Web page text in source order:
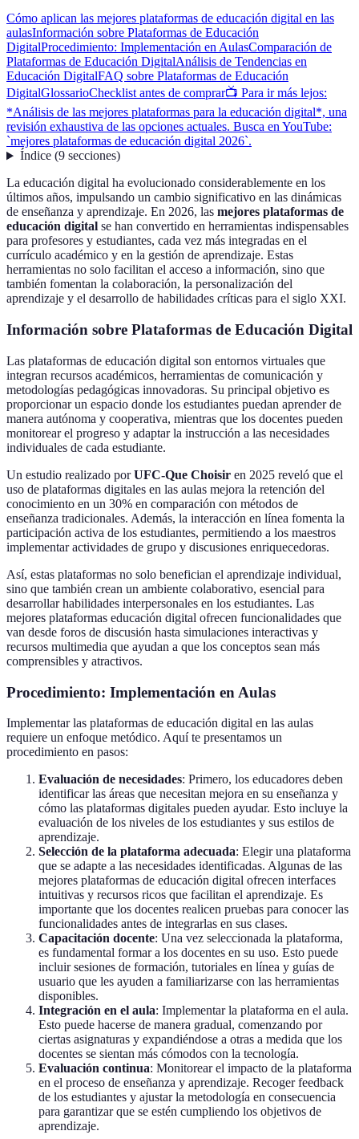
Cómo aplican las mejores plataformas de educación digital en las
aulasInformación sobre Plataformas de Educación
DigitalProcedimiento: Implementación en AulasComparación de
Plataformas de Educación DigitalAnálisis de Tendencias en
Educación DigitalFAQ sobre Plataformas de Educación
DigitalGlossarioChecklist antes de comprar📺 Para ir más lejos:
*Análisis de las mejores plataformas para la educación digital*, una
revisión exhaustiva de las opciones actuales. Busca en YouTube:
`mejores plataformas de educación digital 2026`.
Índice(9 secciones)
La educación digital ha evolucionado considerablemente en los
últimos años, impulsando un cambio significativo en las dinámicas
de enseñanza y aprendizaje. En 2026, las mejores plataformas de
educación digital se han convertido en herramientas indispensables
para profesores y estudiantes, cada vez más integradas en el
currículo académico y en la gestión de aprendizaje. Estas
herramientas no solo facilitan el acceso a información, sino que
también fomentan la colaboración, la personalización del
aprendizaje y el desarrollo de habilidades críticas para el siglo XXI.
Información sobre Plataformas de Educación Digital
Las plataformas de educación digital son entornos virtuales que
integran recursos académicos, herramientas de comunicación y
metodologías pedagógicas innovadoras. Su principal objetivo es
proporcionar un espacio donde los estudiantes puedan aprender de
manera autónoma y cooperativa, mientras que los docentes pueden
monitorear el progreso y adaptar la instrucción a las necesidades
individuales de cada estudiante.
Un estudio realizado porUFC-Que Choisir en 2025 reveló que el
uso de plataformas digitales en las aulas mejora la retención del
conocimiento en un 30% en comparación con métodos de
enseñanza tradicionales. Además, la interacción en línea fomenta la
participación activa de los estudiantes, permitiendo a los maestros
implementar actividades de grupo y discusiones enriquecedoras.
Así, estas plataformas no solo benefician el aprendizaje individual,
sino que también crean un ambiente colaborativo, esencial para
desarrollar habilidades interpersonales en los estudiantes. Las
mejores plataformas educación digital ofrecen funcionalidades que
van desde foros de discusión hasta simulaciones interactivas y
recursos multimedia que ayudan a que los conceptos sean más
comprensibles y atractivos.
Procedimiento: Implementación en Aulas
Implementar las plataformas de educación digital en las aulas
requiere un enfoque metódico. Aquí te presentamos un
procedimiento en pasos:
Evaluación de necesidades: Primero, los educadores deben
identificar las áreas que necesitan mejora en su enseñanza y
cómo las plataformas digitales pueden ayudar. Esto incluye la
evaluación de los niveles de los estudiantes y sus estilos de
aprendizaje.
Selección de la plataforma adecuada: Elegir una plataforma
que se adapte a las necesidades identificadas. Algunas de las
mejores plataformas de educación digital ofrecen interfaces
intuitivas y recursos ricos que facilitan el aprendizaje. Es
importante que los docentes realicen pruebas para conocer las
funcionalidades antes de integrarlas en sus clases.
Capacitación docente: Una vez seleccionada la plataforma,
es fundamental formar a los docentes en su uso. Esto puede
incluir sesiones de formación, tutoriales en línea y guías de
usuario que les ayuden a familiarizarse con las herramientas
disponibles.
Integración en el aula: Implementar la plataforma en el aula.
Esto puede hacerse de manera gradual, comenzando por
ciertas asignaturas y expandiéndose a otras a medida que los
docentes se sientan más cómodos con la tecnología.
Evaluación continua: Monitorear el impacto de la plataforma
en el proceso de enseñanza y aprendizaje. Recoger feedback
de los estudiantes y ajustar la metodología en consecuencia
para garantizar que se estén cumpliendo los objetivos de
aprendizaje.